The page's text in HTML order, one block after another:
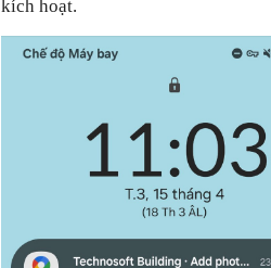
kích hoạt.